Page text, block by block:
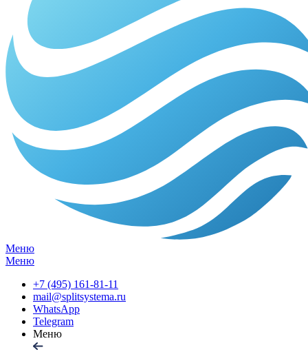
Меню
Меню
+7 (495) 161-81-11
mail@splitsystema.ru
WhatsApp
Telegram
Меню